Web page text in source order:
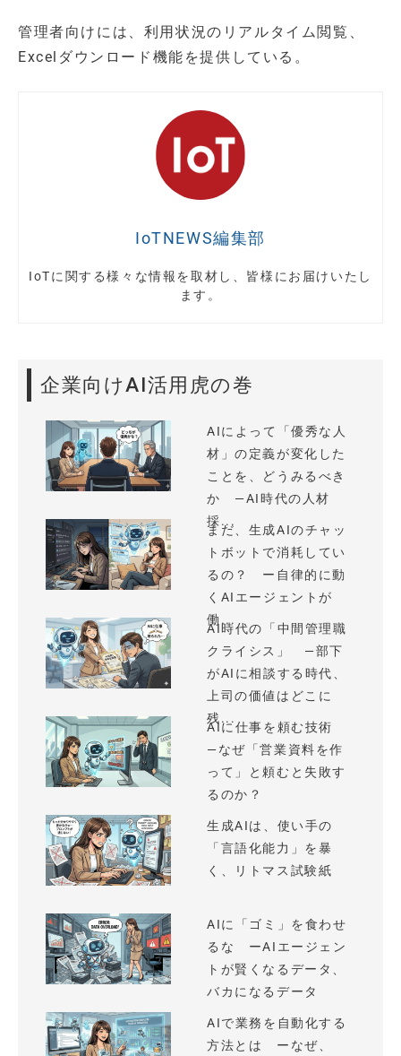
管理者向けには、利用状況のリアルタイム閲覧、
Excelダウンロード機能を提供している。
IoTNEWS編集部
IoTに関する様々な情報を取材し、皆様にお届けいたし
ます。
企業向けAI活用虎の巻
AIによって「優秀な人
材」の定義が変化した
ことを、どうみるべき
か —AI時代の人材
採...
まだ、生成AIのチャッ
トボットで消耗してい
るの？ ー自律的に動
くAIエージェントが
働...
AI時代の「中間管理職
クライシス」 —部下
がAIに相談する時代、
上司の価値はどこに
残...
AIに仕事を頼む技術
—なぜ「営業資料を作
って」と頼むと失敗す
るのか？
生成AIは、使い手の
「言語化能力」を暴
く、リトマス試験紙
AIに「ゴミ」を食わせ
るな ーAIエージェン
トが賢くなるデータ、
バカになるデータ
AIで業務を自動化する
方法とは ーなぜ、